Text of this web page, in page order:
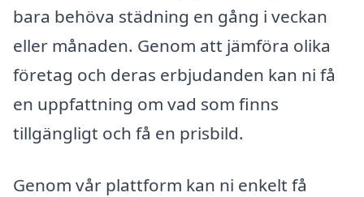
bara behöva städning en gång i veckan
eller månaden. Genom att jämföra olika
företag och deras erbjudanden kan ni få
en uppfattning om vad som finns
tillgängligt och få en prisbild.
Genom vår plattform kan ni enkelt få